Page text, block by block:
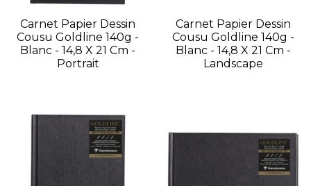
Carnet Papier Dessin
Cousu Goldline 140g -
Blanc - 14,8 X 21 Cm -
Portrait
Carnet Papier Dessin
Cousu Goldline 140g -
Blanc - 14,8 X 21 Cm -
Landscape